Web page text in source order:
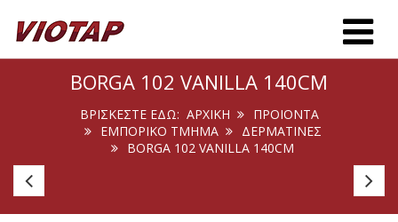
Toggle
BORGA 102 VANILLA 140CM
ΒΡΊΣΚΕΣΤΕ ΕΔΏ: ΑΡΧΙΚΉ
ΠΡΟΙΟΝΤΑ
ΕΜΠΟΡΙΚΟ ΤΜΗΜΑ
ΔΕΡΜΑΤΙΝΕΣ
BORGA 102 VANILLA 140CM
Agnona
102